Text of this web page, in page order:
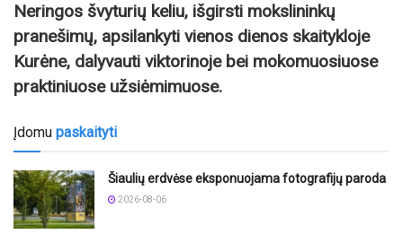
Neringos švyturių keliu, išgirsti mokslininkų
pranešimų, apsilankyti vienos dienos skaitykloje
Kurėne, dalyvauti viktorinoje bei mokomuosiuose
praktiniuose užsiėmimuose.
Įdomu paskaityti
Šiaulių erdvėse eksponuojama fotografijų paroda
2026-08-06